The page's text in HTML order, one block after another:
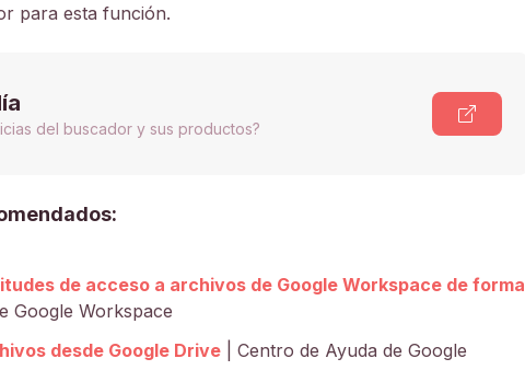
para esta función.
del buscador y sus productos?
de acceso a archivos de Google Workspace de forma
Google Workspace
desde Google Drive | Centro de Ayuda de Google